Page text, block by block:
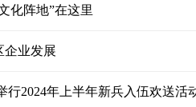
化阵地”在这里
企业发展
行2024年上半年新兵入伍欢送活